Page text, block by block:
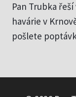
Pan Trubka
havárie v
pošlete